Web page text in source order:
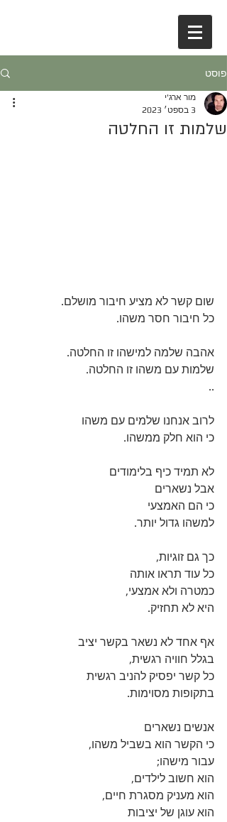
פוסט
שלמות זו החלטה
מור ארג'י
3 בספט׳ 2023
שום קשר לא מציע חיבור מושלם.
כל חיבור חסר משהו.
אהבה שלמה למישהו זו החלטה.
שלמות עם משהו זו החלטה.
..
לרוב אנחנו שלמים עם משהו
כי הוא חלק ממשהו.
לא תמיד כיף בלימודים
אבל נשארים
כי הם האמצעי
למשהו גדול יותר.
כך גם זוגיות,
כל עוד תראו אותה
כמטרה ולא אמצעי,
היא לא תחזיק.
אף אחד לא נשאר בקשר יציב
בגלל חוויה רגשית,
כל קשר יפסיק להניב רגשית
בתקופות מסוימות.
אנשים נשארים
כי הקשר הוא בשביל משהו,
עבור מישהו;
הוא חשוב לילדים,
הוא מעניק מסגרת חיים,
הוא עוגן של יציבות